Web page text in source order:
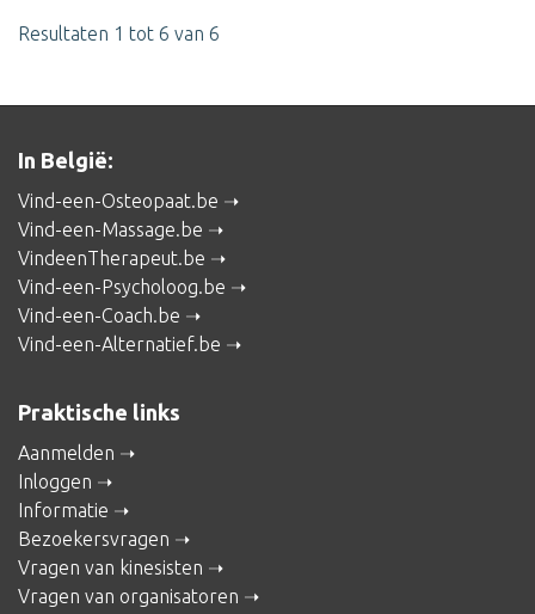
Resultaten 1 tot 6 van 6
In België:
Vind-een-Osteopaat.be
Vind-een-Massage.be
VindeenTherapeut.be
Vind-een-Psycholoog.be
Vind-een-Coach.be
Vind-een-Alternatief.be
Praktische links
Aanmelden
Inloggen
Informatie
Bezoekersvragen
Vragen van kinesisten
Vragen van organisatoren